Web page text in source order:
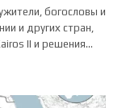
богословы и
и других стран,
II и решения…